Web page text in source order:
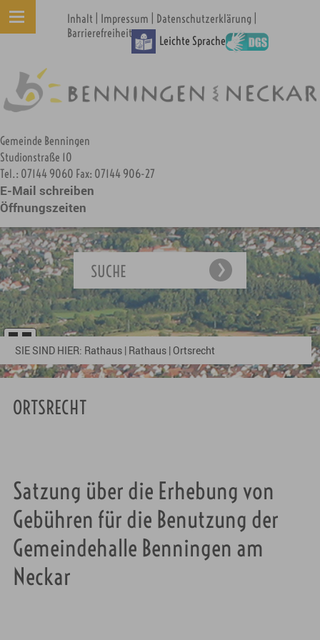
Leichte Sprache
Inhalt Impressum Datenschutzerklärung
Barrierefreiheit
Gemeinde Benningen
Studionstraße 10
Tel.: 07144 9060 Fax: 07144 906-27
E-Mail schreiben
Öffnungszeiten
SUCHE
SIE SIND HIER: Rathaus | Rathaus |Ortsrecht
ORTSRECHT
Satzung über die Erhebung von
Gebühren für die Benutzung der
Gemeindehalle Benningen am
Neckar